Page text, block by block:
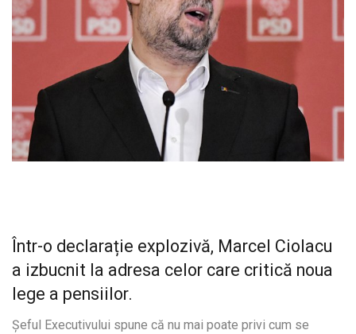
Într-o declarație explozivă, Marcel Ciolacu
a izbucnit la adresa celor care critică noua
lege a pensiilor.
Șeful Executivului spune că nu mai poate privi cum se